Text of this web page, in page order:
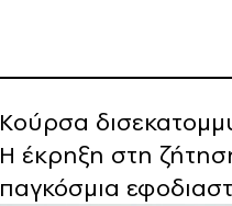
Κούρσα
Η έκρηξη στη
παγκόσμια